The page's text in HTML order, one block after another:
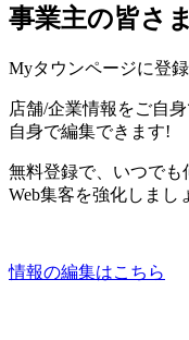
事業主の皆さま
Myタウンページに登
店舗/企業情報をご自
自身で編集できます!
無料登録で、いつでも
Web集客を強化しまし
情報の編集はこちら